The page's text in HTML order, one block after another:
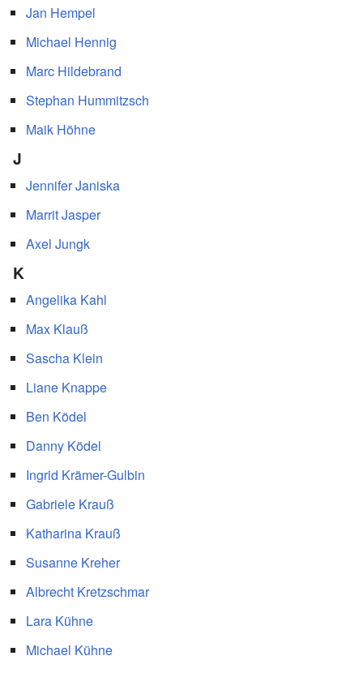
Jan Hempel
Michael Hennig
Marc Hildebrand
Stephan Hummitzsch
Maik Höhne
J
Jennifer Janiska
Marrit Jasper
Axel Jungk
K
Angelika Kahl
Max Klauß
Sascha Klein
Liane Knappe
Ben Ködel
Danny Ködel
Ingrid Krämer-Gulbin
Gabriele Krauß
Katharina Krauß
Susanne Kreher
Albrecht Kretzschmar
Lara Kühne
Michael Kühne